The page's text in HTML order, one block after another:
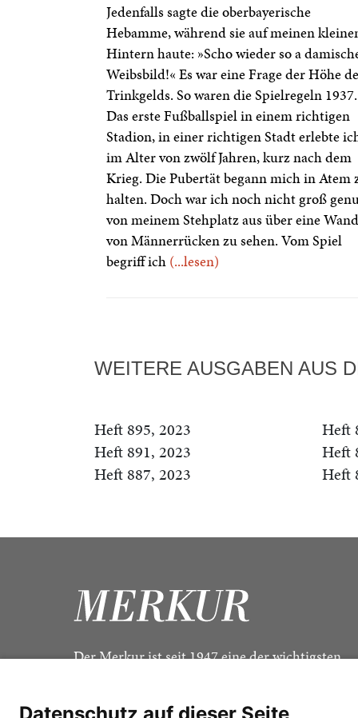
Jedenfalls sagte die oberbayerische
Hebamme, während sie auf meinen
Hintern haute: »Scho wieder so a
Weibsbild!« Es war eine Frage der Höhe
Trinkgelds. So waren die Spielregeln 1937.
Das erste Fußballspiel in einem richtigen
Stadion, in einer richtigen Stadt erlebte
im Alter von zwölf Jahren, kurz nach dem
Krieg. Die Pubertät begann mich in Atem
halten. Doch war ich noch nicht groß
von meinem Stehplatz aus über eine Wand
von Männerrücken zu sehen. Vom Spiel
begriff ich (...lesen)
WEITERE AUSGABEN AUS
Heft 895, 2023
Heft
Heft 891, 2023
Heft
Heft 887, 2023
Heft
Der Merkur ist seit 1947 eine der wichtigsten